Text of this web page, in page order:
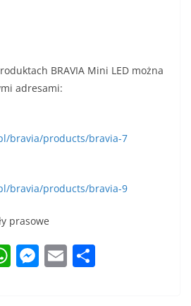
BRAVIA Mini LED można
adresami:
bravia/products/bravia-7
bravia/products/bravia-9
prasowe
W M E